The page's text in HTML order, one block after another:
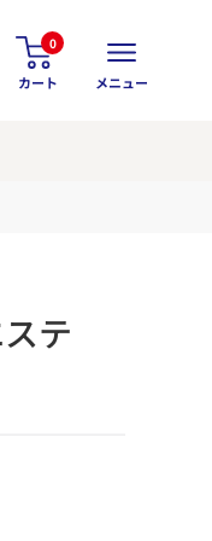
0
カート メニュー
テ